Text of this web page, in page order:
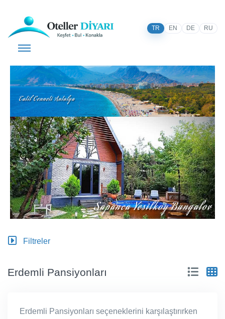
TR EN DE RU
Filtreler
Erdemli Pansiyonları
Erdemli Pansiyonları seçeneklerini karşılaştırırken